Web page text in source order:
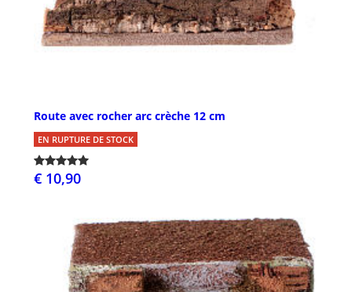
Route avec rocher arc crèche 12 cm
EN RUPTURE DE STOCK
€ 10,90